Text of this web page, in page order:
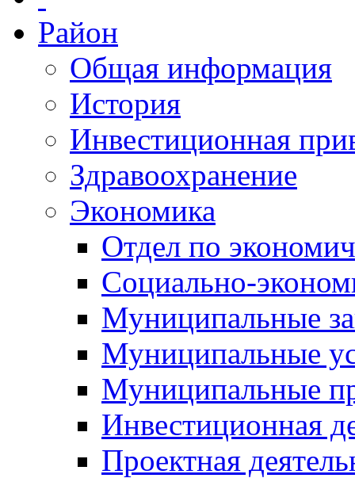
Район
Общая информация
История
Инвестиционная
Здравоохранение
Экономика
Отдел по
Социально-
Муниципальные
Муниципальные
Муниципальные
Инвестиционная
Проектная